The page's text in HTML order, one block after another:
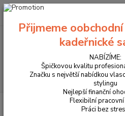
VŠECHNY PRODUKTY
Přijmeme
kadeřnické
NABÍZÍME:
Špičkovou kvalitu
Značku s největší nabídkou
stylingu
Nejlepší finanční
Flexibilní
Práci bez